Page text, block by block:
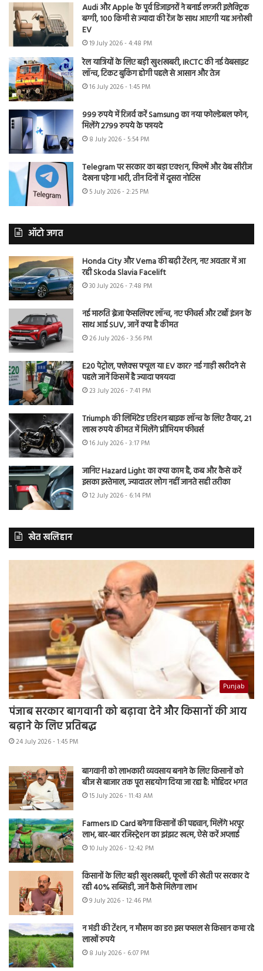
Audi और Apple के पूर्व डिजाइनरों ने बनाई लग्जरी इलेक्ट्रिक
बग्गी, 100 किमी से ज्यादा की रेंज के साथ आएगी यह अनोखी
EV
19 July 2026 - 4:48 PM
रेल यात्रियों के लिए बड़ी खुशखबरी, IRCTC की नई वेबसाइट
लॉन्च, टिकट बुकिंग होगी पहले से आसान और तेज
16 July 2026 - 1:45 PM
999 रुपये में रिजर्व करें Samsung का नया फोल्डेबल फोन,
मिलेंगे 2799 रुपये के फायदे
8 July 2026 - 5:54 PM
Telegram पर सरकार का बड़ा एक्शन, फिल्में और वेब सीरीज
देखना पड़ेगा भारी, तीन दिनों में दूसरा नोटिस
5 July 2026 - 2:25 PM
ऑटो जगत
Honda City और Verna की बढ़ी टेंशन, नए अवतार में आ
रही Skoda Slavia Facelift
30 July 2026 - 7:48 PM
नई मारुति ब्रेजा फेसलिफ्ट लॉन्च, नए फीचर्स और टर्बो इंजन के
साथ आई SUV, जानें क्या है कीमत
26 July 2026 - 3:56 PM
E20 पेट्रोल, फ्लेक्स फ्यूल या EV कार? नई गाड़ी खरीदने से
पहले जानें किसमें है ज्यादा फायदा
23 July 2026 - 7:41 PM
Triumph की लिमिटेड एडिशन बाइक लॉन्च के लिए तैयार, 21
लाख रुपये कीमत में मिलेंगे प्रीमियम फीचर्स
16 July 2026 - 3:17 PM
जानिए Hazard Light का क्या काम है, कब और कैसे करें
इसका इस्तेमाल, ज्यादातर लोग नहीं जानते सही तरीका
12 July 2026 - 6:14 PM
खेत खलिहान
Punjab
पंजाब सरकार बागवानी को बढ़ावा देने और किसानों की आय
बढ़ाने के लिए प्रतिबद्ध
24 July 2026 - 1:45 PM
बागवानी को लाभकारी व्यवसाय बनाने के लिए किसानों को
बीज से बाजार तक पूरा सहयोग दिया जा रहा है: मोहिंदर भगत
15 July 2026 - 11:43 AM
Farmers ID Card बनेगा किसानों की पहचान, मिलेंगे भरपूर
लाभ, बार-बार रजिस्ट्रेशन का झंझट खत्म, ऐसे करें अप्लाई
10 July 2026 - 12:42 PM
किसानों के लिए बड़ी खुशखबरी, फूलों की खेती पर सरकार दे
रही 40% सब्सिडी, जानें कैसे मिलेगा लाभ
9 July 2026 - 12:46 PM
न मंडी की टेंशन, न मौसम का डर! इस फसल से किसान कमा रहे
लाखों रुपये
8 July 2026 - 6:07 PM